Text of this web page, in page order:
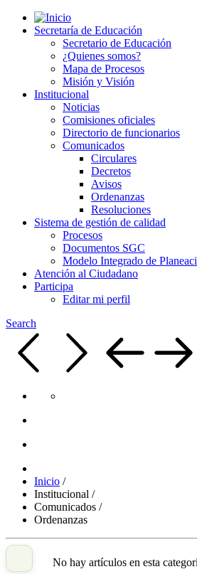
Secretaría de Educación
Secretario de Educación
¿Quienes somos?
Mapa de Procesos
Misión y Visión
Institucional
Noticias
Comisiones oficiales
Directorio de funcionarios
Comunicados
Circulares
Decretos
Avisos
Ordenanzas
Resoluciones
Sistema de gestión de calidad
Procesos
Documentos SGC
Modelo Integrado de
Atención al Ciudadano
Participa
Editar mi perfil
Search
Inicio /
Institucional /
Comunicados /
Ordenanzas
No hay artículos en esta